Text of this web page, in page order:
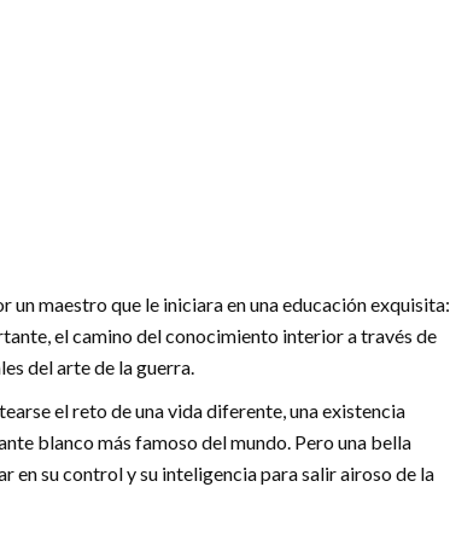
un maestro que le iniciara en una educación exquisita:
el camino del conocimiento interior a través de
del arte de la guerra.
el reto de una vida diferente, una existencia
blanco más famoso del mundo. Pero una bella
en su control y su inteligencia para salir airoso de la